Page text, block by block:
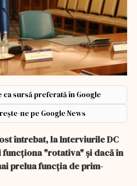
ca sursă preferată în Google
ne pe Google News
întrebat, la Interviurile DC
funcţiona "rotativa" şi dacă în
prelua funcţia de prim-